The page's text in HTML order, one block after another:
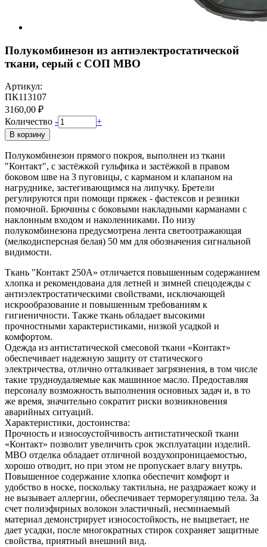
Полукомбинезон из антиэлектростатической
ткани, серый с СОП МВО
Артикул:
ПК113107
3160,00 ₽
Количество - +
В корзину
Полукомбинезон прямого покроя, выполнен из ткани
"Контакт", с застёжкой гульфика и застёжкой в правом
боковом шве на 3 пуговицы, с карманом и клапаном на
нагруднике, застегивающимся на липучку. Бретели
регулируются при помощи пряжек - фастексов и резинки
помочной. Брючины с боковыми накладными карманами с
наклонным входом и наколенниками. По низу
полукомбинезона предусмотрена лента светоотражающая
(мелкодисперсная белая) 50 мм для обозначения сигнальной
видимости.
Ткань "Контакт 250А» отличается повышенным содержанием
хлопка и рекомендована для летней и зимней спецодежды с
антиэлектростатическими свойствами, исключающей
искрообразование и повышенным требованиям к
гигиеничности. Также ткань обладает высокими
прочностными характеристиками, низкой усадкой и
комфортом.
Одежда из антистатической смесовой ткани «Контакт»
обеспечивает надежную защиту от статического
электричества, отлично отталкивает загрязнения, в том числе
такие трудноудаляемые как машинное масло. Предоставляя
персоналу возможность выполнения основных задач и, в то
же время, значительно сократит риски возникновения
аварийных ситуаций.
Характеристики, достоинства:
Прочность и износоустойчивость антистатической ткани
«Контакт» позволит увеличить срок эксплуатации изделий.
МВО отделка обладает отличной воздухопроницаемостью,
хорошо отводит, но при этом не пропускает влагу внутрь.
Повышенное содержание хлопка обеспечит комфорт и
удобство в носке, поскольку тактильна, не раздражает кожу и
не вызывает аллергии, обеспечивает терморегуляцию тела. За
счет полиэфирных волокон эластичный, несминаемый
материал демонстрирует износостойкость, не выцветает, не
дает усадки, после многократных стирок сохраняет защитные
свойства, приятный внешний вид.